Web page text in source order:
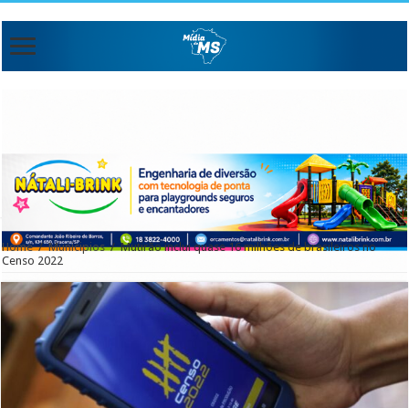
Home / Municipios / Mutirão inclui quase 16 milhões de brasileiros no
Censo 2022